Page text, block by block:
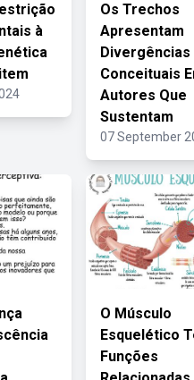
à
Os Trechos
Apresentam
Divergências
Conceituais
Autores Que
Sustentam
07 September
O Músculo
Esquelético
Funções